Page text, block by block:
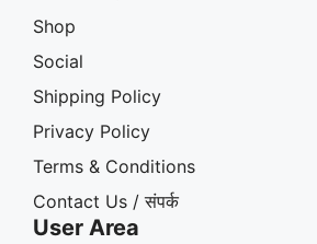
Shop
Social
Shipping Policy
Privacy Policy
Terms & Conditions
Contact Us / संपर्क
User Area